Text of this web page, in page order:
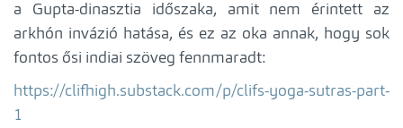
a Gupta-dinasztia időszaka, amit nem érintett az
arkhón invázió hatása, és ez az oka annak, hogy sok
fontos ősi indiai szöveg fennmaradt:
https://clifhigh.substack.com/p/clifs-yoga-sutras-part-
1